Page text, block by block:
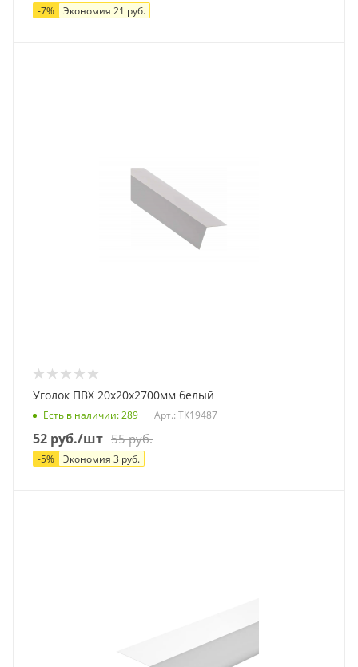
-7% Экономия 21 руб.
Уголок ПВХ 20х20х2700мм белый
Есть в наличии: 289 Арт.: ТК19487
52 руб./шт 55руб.
-5% Экономия 3 руб.